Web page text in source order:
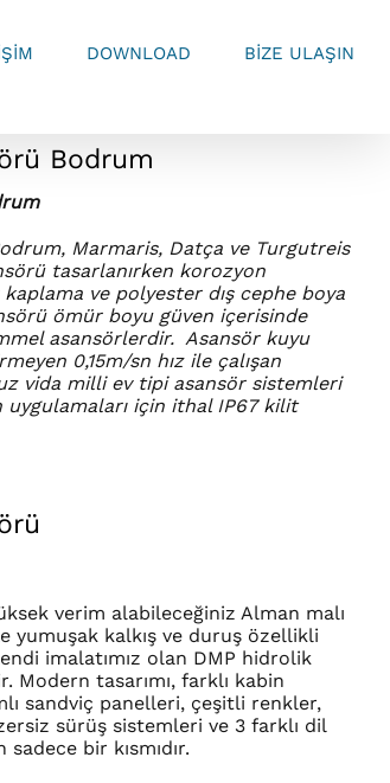
DOWNLOAD BİZE ULAŞIN
Bodrum
Marmaris, Datça ve Turgutreis
tasarlanırken korozyon
ve polyester dış cephe boya
ömür boyu güven içerisinde
asansörlerdir. Asansör kuyu
0,15m/sn hız ile çalışan
vida milli ev tipi asansör sistemleri
uygulamaları için ithal IP67 kilit
verim alabileceğiniz Alman malı
yumuşak kalkış ve duruş özellikli
imalatımız olan DMP hidrolik
tasarımı, farklı kabin
sandviç panelleri, çeşitli renkler,
sürüş sistemleri ve 3 farklı dil
bir kısmıdır.